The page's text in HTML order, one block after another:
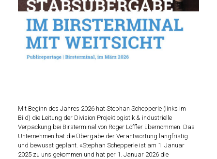
Mit Beginn des Jahres 2026 hat Stephan Schepperle (links im
Bild) die Leitung der Division Projektlogistik & industrielle
Verpackung bei Birsterminal von Roger Löffler übernommen. Das
Unternehmen hat die Übergabe der Verantwortung langfristig
und bewusst geplant. «Stephan Schepperle ist am 1. Januar
2025 zu uns gekommen und hat per 1. Januar 2026 die